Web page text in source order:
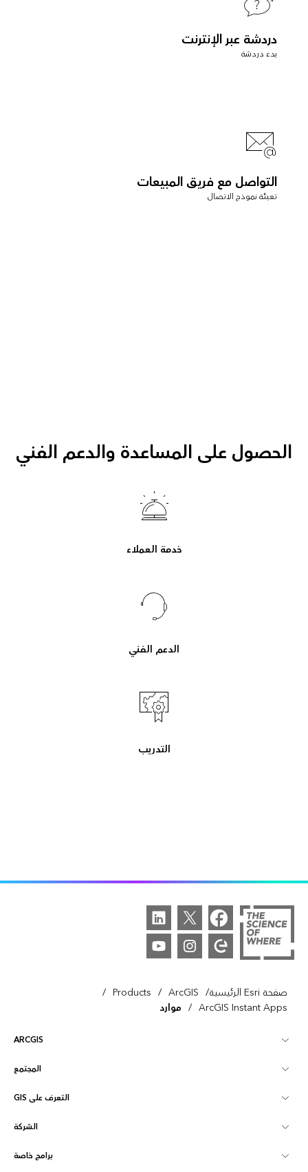
دردشة عبر الإنترنت
بدء دردشة
التواصل مع فريق المبيعات
تعبئة نموذج الاتصال
الحصول على المساعدة والدعم الفني
خدمة العملاء
الدعم الفني
التدريب
صفحة Esri الرئيسية /
ArcGIS
/
Products
/
ArcGIS Instant Apps
/ موارد
ARCGIS
نظرة عامة على ArcGIS
تخطيط
المجتمع
مجتمع Esri
ArcGIS Blog
التعرف على GIS
ما هي GIS؟
ذكاء الموقع
الشركة
نبذة عن Esri برامج خاصة